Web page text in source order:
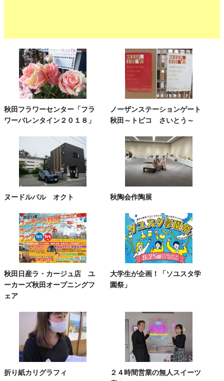
秋田フラワーセンター「フラ
ワーバレンタイン２０１８」
ノーザンステーションゲート
秋田～トピコ さいとう～
ヌードルバル オクト 秋陶会作陶展
秋田日産ラ・カージュ店 ユ
ーカーズ秋田オープニングフ
ェア
大学生が企画！「ソユスタ学
園祭」
折り紙カリグラフィ
２４時間営業の無人スイーツ